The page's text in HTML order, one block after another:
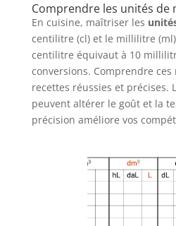
Comprendre les unités de
En cuisine, maîtriser les
centilitre (cl) et le millilitre (ml)
centilitre équivaut à 10
conversions. Comprendre
recettes réussies et précises.
peuvent altérer le goût et la
précision améliore vos